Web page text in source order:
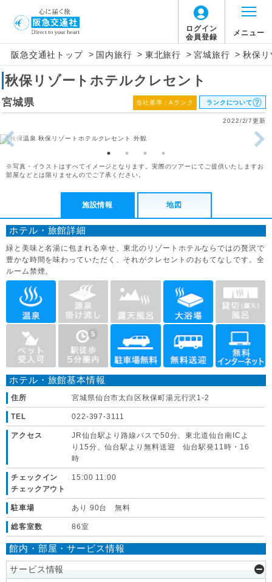
ログイン
会員登録
メニュー
阪急交通社トップ > 国内旅行 > 東北旅行 > 宮城旅行 > 秋保リ
秋保リゾートホテルクレセント
宮城県 当社基準：Aランク ランクについて
2022/2/7更新
※写真・イラストはすべてイメージとなります。実際のツアーにてご提供いたしますお
部屋などとは限りませんのでご了承ください。
施設情報 地図
ホテル・旅館詳細
緑と美味と名湯に包まれる幸せ、東北のリゾートホテルならではの贅沢で
豊かな時間を味わっていただく、それがクレセントのおもてなしです。全
ルーム禁煙。
ホテル・旅館基本情報
住所 宮城県仙台市太白区秋保町湯元行沢1-2
TEL 022-397-3111
アクセス
JR仙台駅より路線バスで50分、東北道仙台南ICよ
り15分、仙台駅より無料送迎 仙台駅発11時・16
時
チェックイン
チェックアウト
15:00 11:00
駐車場 あり 90台 無料
総客室数 86室
館内・部屋・サービス情報
サービス情報